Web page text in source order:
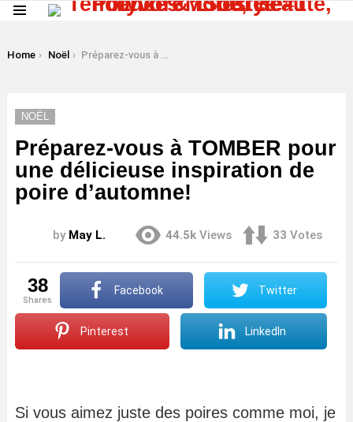
You are here:
Home Noël Préparez-vous à TOMBER pour une délicieuse inspiration de poire d’automne!
NOËL
Préparez-vous à TOMBER pour
une délicieuse inspiration de
poire d’automne!
by May L. 44.5k Views 33 Votes
38
shares
Facebook Twitter
Pinterest LinkedIn
Si vous aimez juste des poires comme moi, je